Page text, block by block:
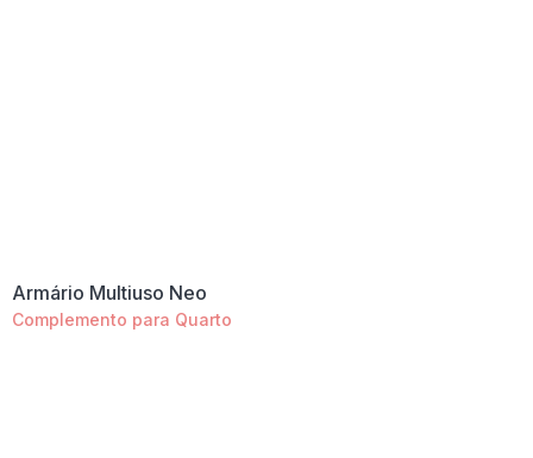
Armário Multiuso Neo
Complemento para Quarto